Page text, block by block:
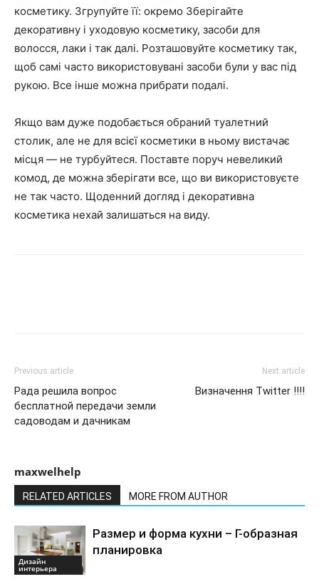
косметику. Згрупуйте її: окремо Зберігайте
декоративну і уходовую косметику, засоби для
волосся, лаки і так далі. Розташовуйте косметику так,
щоб самі часто використовувані засоби були у вас під
рукою. Все інше можна прибрати подалі.
Якщо вам дуже подобається обраний туалетний
столик, але не для всієї косметики в ньому вистачає
місця — не турбуйтеся. Поставте поруч невеликий
комод, де можна зберігати все, що ви використовуєте
не так часто. Щоденний догляд і декоративна
косметика нехай залишаться на виду.
Previous article
Рада решила вопрос
бесплатной передачи земли
садоводам и дачникам
Next article
Визначення Twitter !!!!
maxwelhelp
RELATED ARTICLES MORE FROM AUTHOR
Дизайн
интерьера
Размер и форма кухни – Г-образная
планировка